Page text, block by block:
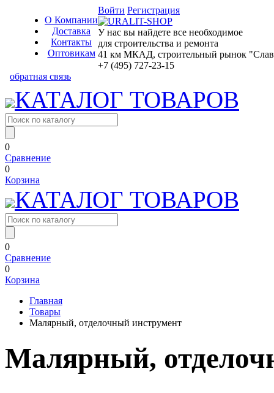
О Компании
Доставка
Контакты
Оптовикам
Войти Регистрация
У нас вы найдете все необходимое
для строительства и ремонта
41 км МКАД, строительный рынок
+7 (495) 727-23-15
обратная связь
КАТАЛОГ ТОВАРОВ
0
Сравнение
0
Корзина
КАТАЛОГ ТОВАРОВ
0
Сравнение
0
Корзина
Главная
Товары
Малярный, отделочный инструмент
Малярный,